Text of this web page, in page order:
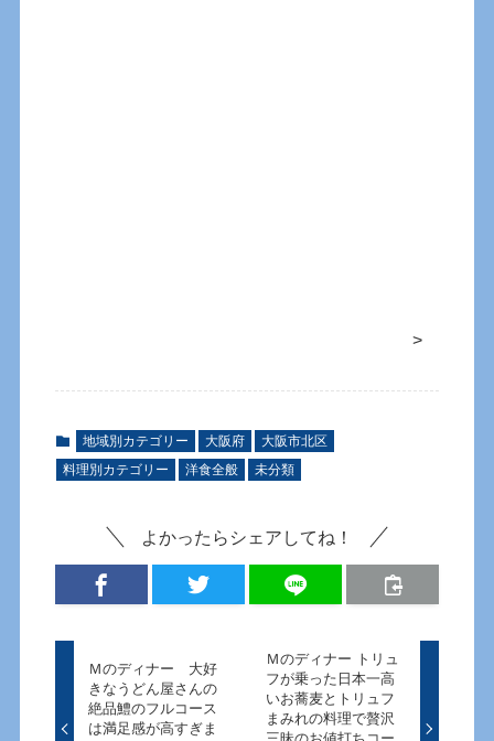
>
地域別カテゴリー 大阪府
大阪市北区
料理別カテゴリー
洋食全般 未分類
よかったらシェアしてね！
Ｍのディナー 大好
きなうどん屋さんの
絶品鱧のフルコース
は満足感が高すぎま
Ｍのディナー トリュ
フが乗った日本一高
いお蕎麦とトリュフ
まみれの料理で贅沢